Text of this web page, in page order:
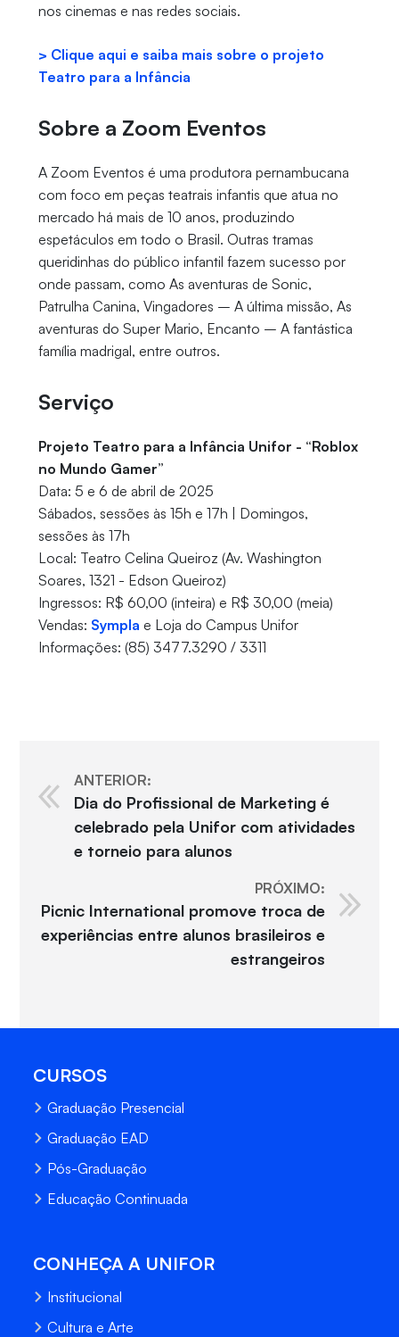
nos cinemas e nas redes sociais.
> Clique aqui e saiba mais sobre o projeto
Teatro para a Infância
Sobre a Zoom Eventos
A Zoom Eventos é uma produtora pernambucana
com foco em peças teatrais infantis que atua no
mercado há mais de 10 anos, produzindo
espetáculos em todo o Brasil. Outras tramas
queridinhas do público infantil fazem sucesso por
onde passam, como As aventuras de Sonic,
Patrulha Canina, Vingadores – A última missão, As
aventuras do Super Mario, Encanto – A fantástica
família madrigal, entre outros.
Serviço
Projeto Teatro para a Infância Unifor - “Roblox
no Mundo Gamer”
Data: 5 e 6 de abril de 2025
Sábados, sessões às 15h e 17h | Domingos,
sessões às 17h
Local: Teatro Celina Queiroz (Av. Washington
Soares, 1321 - Edson Queiroz)
Ingressos: R$ 60,00 (inteira) e R$ 30,00 (meia)
Vendas: Sympla e Loja do Campus Unifor
Informações: (85) 3477.3290 / 3311
ANTERIOR:
Dia do Profissional de Marketing é
celebrado pela Unifor com atividades
e torneio para alunos
PRÓXIMO:
Picnic International promove troca de
experiências entre alunos brasileiros e
estrangeiros
CURSOS
Graduação Presencial
Graduação EAD
Pós-Graduação
Educação Continuada
CONHEÇA A UNIFOR
Institucional
Cultura e Arte